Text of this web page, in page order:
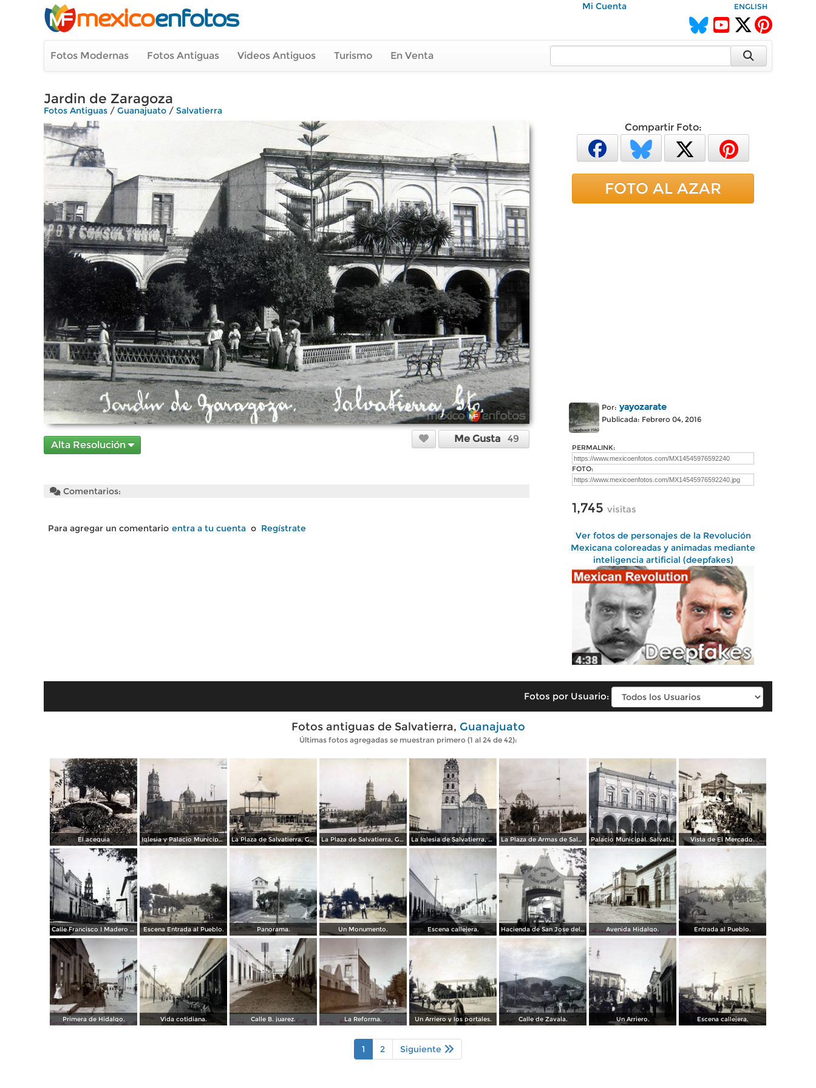
Mi Cuenta ENGLISH
Fotos Modernas Fotos Antiguas Videos Antiguos Turismo En Venta
Jardin de Zaragoza
Fotos Antiguas / Guanajuato / Salvatierra
Alta Resolución
Me Gusta 49
Comentarios:
Para agregar un comentario entra a tu cuenta o Regístrate
Compartir Foto:
FOTO AL AZAR
Por: yayozarate
Publicada: Febrero 04, 2016
PERMALINK:
FOTO:
1,745 visitas
Ver fotos de personajes de la Revolución
Mexicana coloreadas y animadas mediante
inteligencia artificial (deepfakes)
Fotos por Usuario:
Fotos antiguas de Salvatierra, Guanajuato
Últimas fotos agregadas se muestran primero (1 al 24 de 42):
El acequia Iglesia y Palacio Municipal de Salvatierra, Guanajuato. La Plaza de Salvatierra, Guanajuato. La Plaza de Salvatierra, Guanajuato. La Iglesia de Salvatierra, Guanajuato. La Plaza de Armas de Salvatierra, Guanajuato Palacio Municipal. Salvatierra, Guanajuato. Vista de El Mercado.
Calle Francisco I Madero ( Circulada el 6 de Febrero de 1945 ). Escena Entrada al Pueblo. Panorama. Un Monumento. Escena callejera. Hacienda de San Jose del Carmen Salvatierra, Guanajuato. Avenida Hidalgo. Entrada al Pueblo.
Primera de Hidalgo. Vida cotidiana. Calle B. juarez. La Reforma. Un Arriero y los portales. Calle de Zavala. Un Arriero. Escena callejera.
1 2 Siguiente